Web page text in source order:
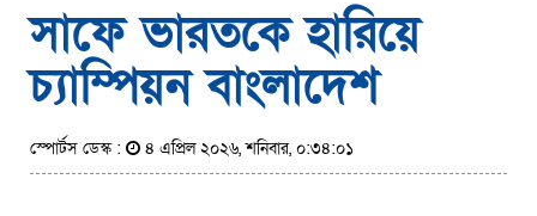
সাফে ভারতকে হারিয়ে
চ্যাম্পিয়ন বাংলাদেশ
স্পোর্টস ডেস্ক : ৪ এপ্রিল ২০২৬, শনিবার, ০:৩৪:০১